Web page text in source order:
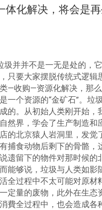
体化解决，将会是
圾并并不是一无是处的，
只要大家摆脱传统式逻辑
—收购—资源化解决，那
一个资源的“金矿石”。垃
的。从初始人类刚开始，
然界，学会了生产制造和
的北京猿人岩洞里，发觉
捕食动物后剩下的骨骼，
遗留下的物件对那时候的
能够说，垃圾与人类如影
全过程中不太可能对原材
定量的废物，此外在生态
費全过程中，也会造成各